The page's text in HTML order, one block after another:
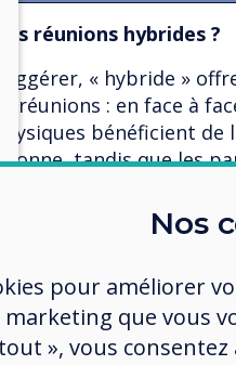
réunions hybrides ?
« hybride »
réunions : en face à
bénéficient de
tandis que les
que
les réunions
y être - qu'ils se
pays. Cela
de ceux qui
Nos
pour améliorer
que vous
», vous